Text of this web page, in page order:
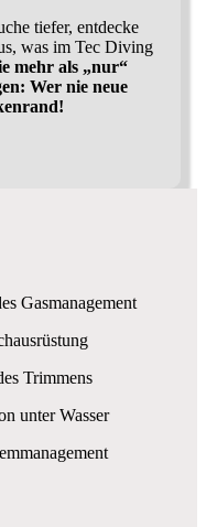
tiefer, entdecke
was im Tec Diving
mehr als „nur“
Wer nie neue
Gasmanagement
Trimmens
unter Wasser